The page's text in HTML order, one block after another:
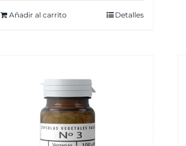
Añadir al carrito Detalles